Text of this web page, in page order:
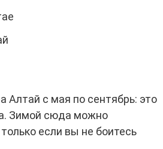
с мая по сентябрь: это
Зимой сюда можно
если вы не боитесь